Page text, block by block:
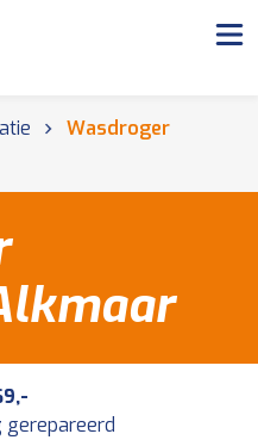
Wasdroger
gerepareerd